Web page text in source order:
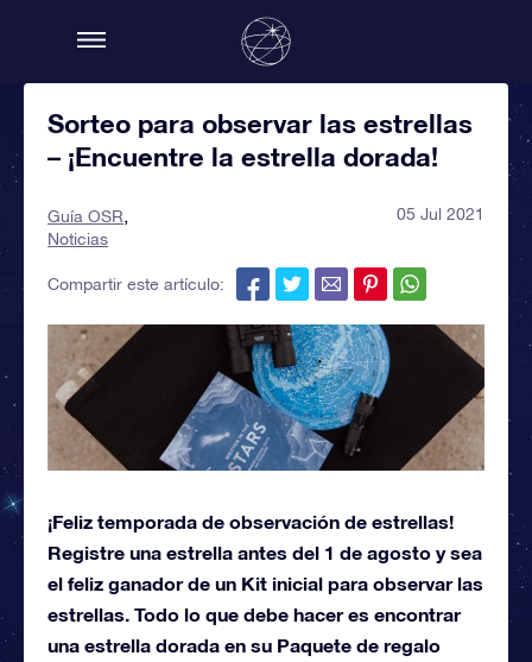
Sorteo para observar las estrellas
– ¡Encuentre la estrella dorada!
Guía OSR
Noticias
05 Jul 2021
Compartir este artículo:
¡Feliz temporada de observación de estrellas!
Registre una estrella antes del 1 de agosto y sea
el feliz ganador de un Kit inicial para observar las
estrellas. Todo lo que debe hacer es encontrar
una estrella dorada en su Paquete de regalo